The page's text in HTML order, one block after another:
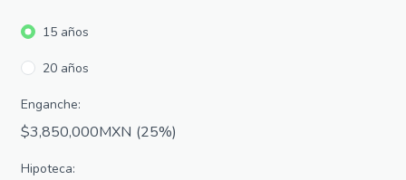
15 años
20 años
Enganche:
$3,850,000MXN (25%)
Hipoteca: